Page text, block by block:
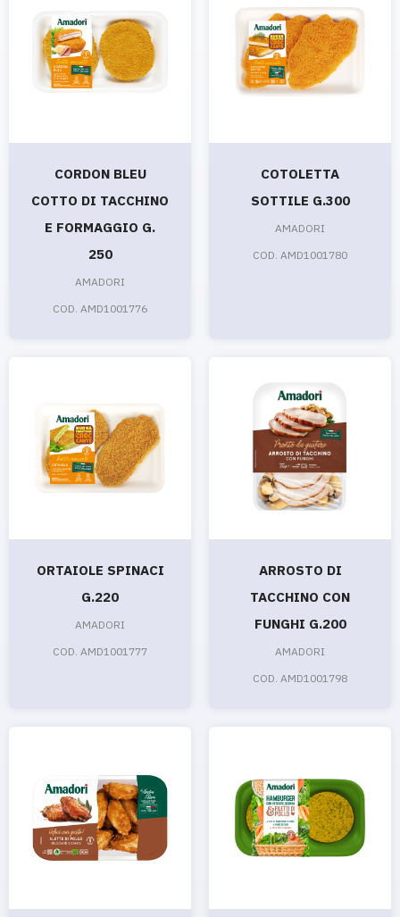
CORDON BLEU
COTTO DI TACCHINO
E FORMAGGIO G.
250
AMADORI
COD. AMD1001776
COTOLETTA
SOTTILE G.300
AMADORI
COD. AMD1001780
ORTAIOLE SPINACI
G.220
AMADORI
COD. AMD1001777
ARROSTO DI
TACCHINO CON
FUNGHI G.200
AMADORI
COD. AMD1001798